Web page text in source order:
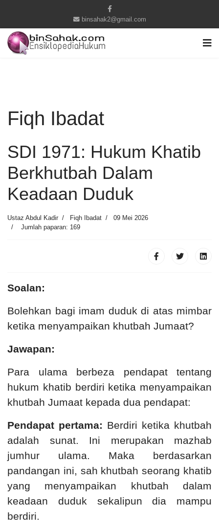
binsahak2@gmail.com
Fiqh Ibadat
SDI 1971: Hukum Khatib
Berkhutbah Dalam
Keadaan Duduk
Ustaz Abdul Kadir Fiqh Ibadat
09 Mei 2026
Jumlah paparan: 169
Soalan:
Bolehkan bagi imam duduk di atas mimbar
ketika menyampaikan khutbah Jumaat?
Jawapan:
Para ulama berbeza pendapat tentang
hukum khatib berdiri ketika menyampaikan
khutbah Jumaat kepada dua pendapat:
Pendapat pertama: Berdiri ketika khutbah
adalah sunat. Ini merupakan mazhab
jumhur ulama. Maka berdasarkan
pandangan ini, sah khutbah seorang khatib
yang menyampaikan khutbah dalam
keadaan duduk sekalipun dia mampu
berdiri.